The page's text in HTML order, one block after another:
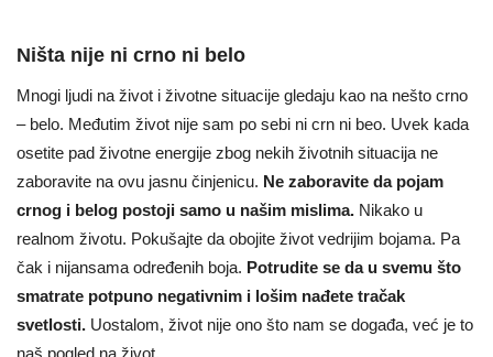
Ništa nije ni crno ni belo
Mnogi ljudi na život i životne situacije gledaju kao na nešto crno
– belo. Međutim život nije sam po sebi ni crn ni beo. Uvek kada
osetite pad životne energije zbog nekih životnih situacija ne
zaboravite na ovu jasnu činjenicu. Ne zaboravite da pojam
crnog i belog postoji samo u našim mislima. Nikako u
realnom životu. Pokušajte da obojite život vedrijim bojama. Pa
čak i nijansama određenih boja. Potrudite se da u svemu što
smatrate potpuno negativnim i lošim nađete tračak
svetlosti. Uostalom, život nije ono što nam se događa, već je to